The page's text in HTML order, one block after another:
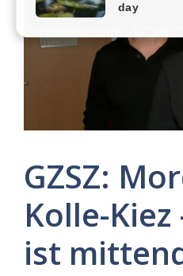
GZSZ:
Kolle-
ist